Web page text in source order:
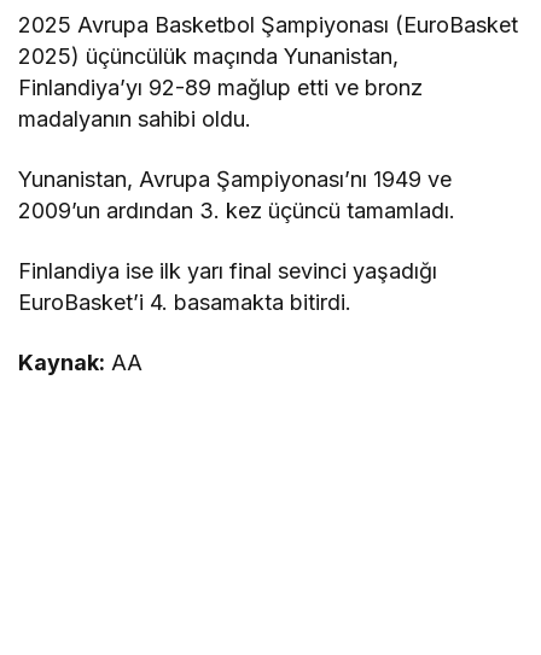
2025 Avrupa Basketbol Şampiyonası (EuroBasket
2025) üçüncülük maçında Yunanistan,
Finlandiya’yı 92-89 mağlup etti ve bronz
madalyanın sahibi oldu.
Yunanistan, Avrupa Şampiyonası’nı 1949 ve
2009’un ardından 3. kez üçüncü tamamladı.
Finlandiya ise ilk yarı final sevinci yaşadığı
EuroBasket’i 4. basamakta bitirdi.
Kaynak: AA